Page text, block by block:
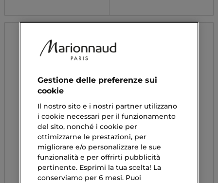
Gestione delle preferenze sui
cookie
Il nostro sito e i nostri partner utilizzano
i cookie necessari per il funzionamento
del sito, nonché i cookie per
ottimizzarne le prestazioni, per
migliorare e/o personalizzare le sue
funzionalità e per offrirti pubblicità
pertinente. Esprimi la tua scelta! La
conserviamo per 6 mesi. Puoi